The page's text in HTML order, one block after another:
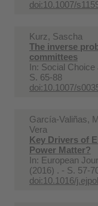
doi:10.1007/
Kurz, Sascha
The inverse
committees
In: Social Choice
S. 65-88
doi:10.1007/
García-Valiñas,
Vera
Key Drivers of
Power Matter?
In: European
(2016) . - S. 57-
doi:10.1016/